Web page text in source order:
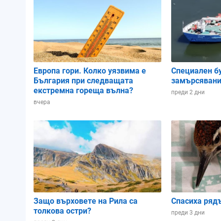
Влажност:
Облачност:
1012.92 hPa
82%
23%
1013.12 hPa
7%
1013.24
9%
02:00 05:00 08:00
Европа гори. Колко уязвима е
България при следващата
екстремна гореща вълна?
вчера
Специален
преди 2 дни
Защо върховете на Рила са
толкова остри?
Спасиха
преди 3 дни